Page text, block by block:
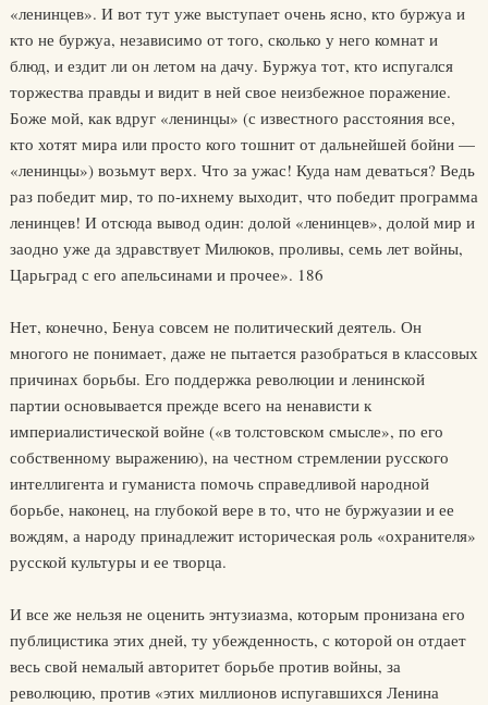
«ленинцев». И вот тут уже выступает очень ясно, кто буржуа и
кто не буржуа, независимо от того, сколько у него комнат и
блюд, и ездит ли он летом на дачу. Буржуа тот, кто испугался
торжества правды и видит в ней свое неизбежное поражение.
Боже мой, как вдруг «ленинцы» (с известного расстояния все,
кто хотят мира или просто кого тошнит от дальнейшей бойни —
«ленинцы») возьмут верх. Что за ужас! Куда нам деваться? Ведь
раз победит мир, то по-ихнему выходит, что победит программа
ленинцев! И отсюда вывод один: долой «ленинцев», долой мир и
заодно уже да здравствует Милюков, проливы, семь лет войны,
Царьград с его апельсинами и прочее». 186
Нет, конечно, Бенуа совсем не политический деятель. Он
многого не понимает, даже не пытается разобраться в классовых
причинах борьбы. Его поддержка революции и ленинской
партии основывается прежде всего на ненависти к
империалистической войне («в толстовском смысле», по его
собственному выражению), на честном стремлении русского
интеллигента и гуманиста помочь справедливой народной
борьбе, наконец, на глубокой вере в то, что не буржуазии и ее
вождям, а народу принадлежит историческая роль «охранителя»
русской культуры и ее творца.
И все же нельзя не оценить энтузиазма, которым пронизана его
публицистика этих дней, ту убежденность, с которой он отдает
весь свой немалый авторитет борьбе против войны, за
революцию, против «этих миллионов испугавшихся Ленина